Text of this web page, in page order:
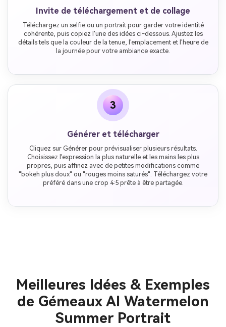
Invite de téléchargement et de collage
Téléchargez un selfie ou un portrait pour garder votre identité
cohérente, puis copiez l'une des idées ci-dessous. Ajustez les
détails tels que la couleur de la tenue, l'emplacement et l'heure de
la journée pour votre ambiance exacte.
3
Générer et télécharger
Cliquez sur Générer pour prévisualiser plusieurs résultats.
Choisissez l'expression la plus naturelle et les mains les plus
propres, puis affinez avec de petites modifications comme
"bokeh plus doux" ou "rouges moins saturés". Téléchargez votre
préféré dans une crop 4:5 prête à être partagée.
Meilleures Idées & Exemples
de Gémeaux AI Watermelon
Summer Portrait